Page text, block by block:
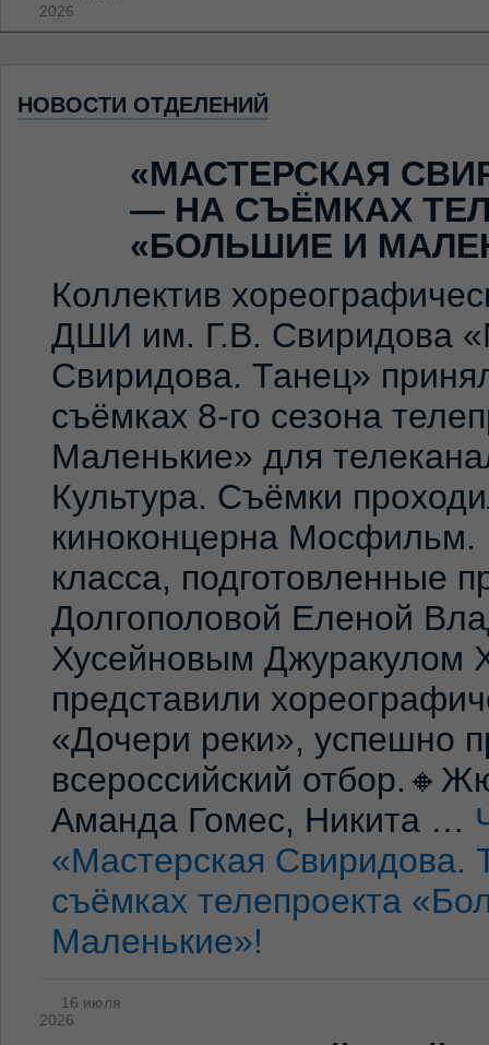
2026
НОВОСТИ ОТДЕЛЕНИЙ
«МАСТЕРСКАЯ
— НА СЪЁМКАХ
«БОЛЬШИЕ И
Коллектив
ДШИ им. Г.В. Свиридова
Свиридова. Танец»
съёмках 8-го сезона
Маленькие» для
Культура. Съёмки
киноконцерна Мосфильм.
класса, подготовленные
Долгополовой Еленой
Хусейновым Джуракулом
представили
«Дочери реки», успешно
всероссийский
Аманда Гомес, Никита …
«Мастерская Свиридова.
съёмках телепроекта
Маленькие»!
16 июля
2026